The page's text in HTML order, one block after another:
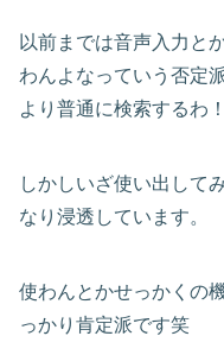
以前までは音声入力と
わんよなっていう否定
より普通に検索するわ
しかしいざ使い出して
なり浸透しています。
使わんとかせっかくの
っかり肯定派です笑